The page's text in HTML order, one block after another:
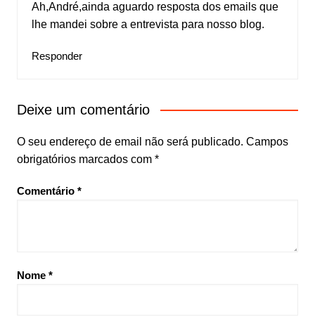
Ah,André,ainda aguardo resposta dos emails que
lhe mandei sobre a entrevista para nosso blog.
Responder
Deixe um comentário
O seu endereço de email não será publicado. Campos
obrigatórios marcados com *
Comentário *
Nome *